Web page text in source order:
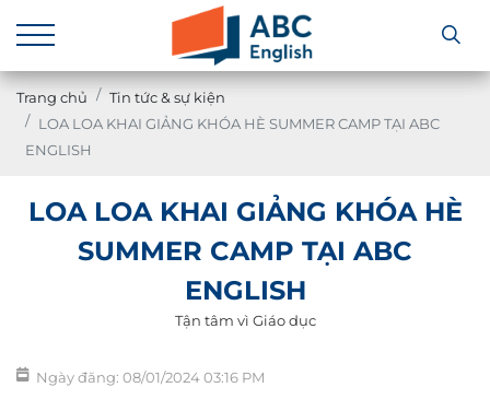
Trang chủ
Tin tức & sự kiện
LOA LOA KHAI GIẢNG KHÓA HÈ SUMMER CAMP TẠI ABC
ENGLISH
LOA LOA KHAI GIẢNG KHÓA HÈ
SUMMER CAMP TẠI ABC
ENGLISH
Tận tâm vì Giáo dục
Ngày đăng: 08/01/2024 03:16 PM